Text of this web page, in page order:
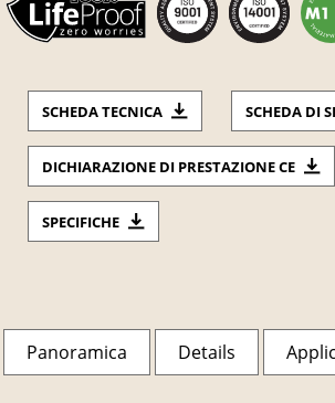
SCHEDA TECNICA SCHEDA DI
DICHIARAZIONE DI PRESTAZIONE CE
SPECIFICHE
Panoramica Details